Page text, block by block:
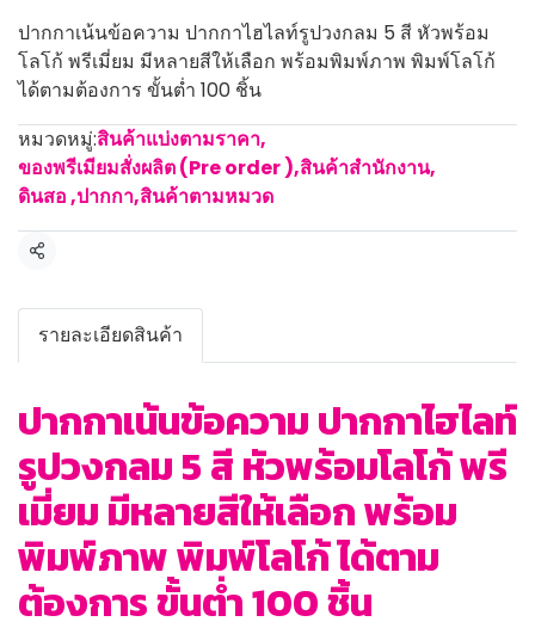
ปากกาเน้นข้อความ ปากกาไฮไลท์รูปวงกลม 5 สี หัวพร้อม
โลโก้ พรีเมี่ยม มีหลายสีให้เลือก พร้อมพิมพ์ภาพ พิมพ์โลโก้
ได้ตามต้องการ ขั้นต่ำ 100 ชิ้น
หมวดหมู่:สินค้าแบ่งตามราคา,
ของพรีเมียมสั่งผลิต (Pre order ),สินค้าสำนักงาน,
ดินสอ ,ปากกา,สินค้าตามหมวด
แชร์
รายละเอียดสินค้า
ปากกาเน้นข้อความ ปากกาไฮไลท์
รูปวงกลม 5 สี หัวพร้อมโลโก้ พรี
เมี่ยม มีหลายสีให้เลือก พร้อม
พิมพ์ภาพ พิมพ์โลโก้ ได้ตาม
ต้องการ ขั้นต่ำ 100 ชิ้น